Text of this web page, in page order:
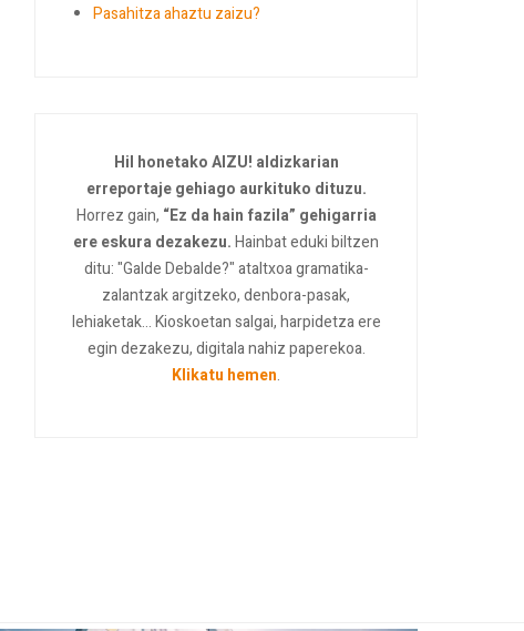
Pasahitza ahaztu zaizu?
Hil honetako AIZU! aldizkarian
erreportaje gehiago aurkituko dituzu.
Horrez gain, “Ez da hain fazila” gehigarria
ere eskura dezakezu.Hainbat eduki biltzen
ditu: "Galde Debalde?" ataltxoa gramatika-
zalantzak argitzeko, denbora-pasak,
lehiaketak... Kioskoetan salgai, harpidetza ere
egin dezakezu, digitala nahiz paperekoa.
Klikatu hemen.